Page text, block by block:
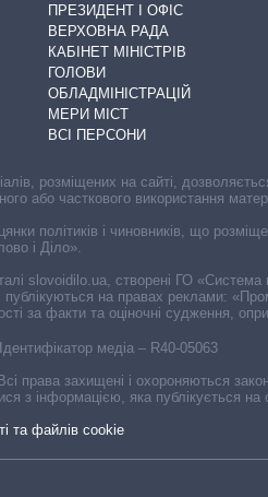
ПРЕЗИДЕНТ І ОФІС
ВЕРХОВНА РАДА
КАБІНЕТ МІНІСТРІВ
ГОЛОВИ
ОБЛАДМІНІСТРАЦІЙ
МЕРИ МІСТ
ВСІ ПЕРСОНИ
медіа – R40-05063
права захищені і охороняються
з інформацією, яка публікується на
та файлів cookie
розміщених на сайті,
або часткового використання
політиків і чиновників, що
і Діло».
slovoidilo.ua, створені ГО
публікуються на правах реклами:
за факти та оціночні судження,